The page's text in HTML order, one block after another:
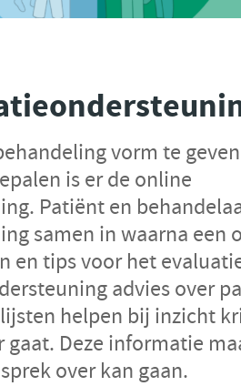
vorm te
is er de online
Patiënt en
samen in waarna een
en tips voor het
advies over
helpen bij inzicht
gaat. Deze informatie
over kan gaan.